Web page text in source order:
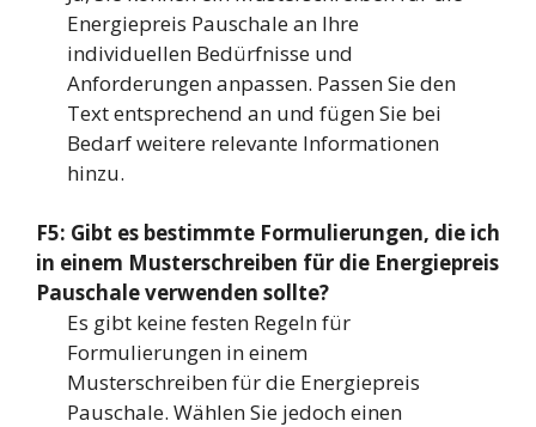
Energiepreis Pauschale an Ihre
individuellen Bedürfnisse und
Anforderungen anpassen. Passen Sie den
Text entsprechend an und fügen Sie bei
Bedarf weitere relevante Informationen
hinzu.
F5: Gibt es bestimmte Formulierungen, die ich
in einem Musterschreiben für die Energiepreis
Pauschale verwenden sollte?
Es gibt keine festen Regeln für
Formulierungen in einem
Musterschreiben für die Energiepreis
Pauschale. Wählen Sie jedoch einen